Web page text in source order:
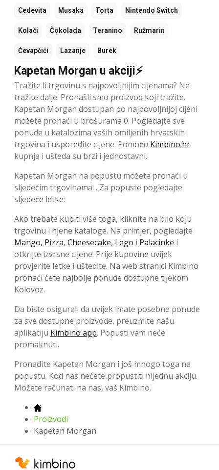
Cedevita Musaka Torta Nintendo Switch
Kolači Čokolada Teranino Ružmarin
Ćevapčići Lazanje Burek
Kapetan Morgan u akciji⚡
Tražite li trgovinu s najpovoljnijim cijenama? Ne
tražite dalje. Pronašli smo proizvod koji tražite.
Kapetan Morgan dostupan po najpovoljnijoj cijeni
možete pronaći u brošurama 0. Pogledajte sve
ponude u katalozima vaših omiljenih hrvatskih
trgovina i usporedite cijene. Pomoću Kimbino.hr
kupnja i ušteda su brzi i jednostavni.
Kapetan Morgan na popustu možete pronaći u
sljedećim trgovinama: . Za popuste pogledajte
sljedeće letke:
Ako trebate kupiti više toga, kliknite na bilo koju
trgovinu i njene kataloge. Na primjer, pogledajte
Mango, Pizza, Cheesecake, Lego i Palacinke i
otkrijte izvrsne cijene. Prije kupovine uvijek
provjerite letke i uštedite. Na web stranici Kimbino
pronaći ćete najbolje ponude dostupne tijekom
Kolovoz.
Da biste osigurali da uvijek imate posebne ponude
za sve dostupne proizvode, preuzmite našu
aplikaciju Kimbino app. Popusti vam neće
promaknuti.
Pronađite Kapetan Morgan i još mnogo toga na
popustu. Kod nas nećete propustiti nijednu akciju.
Možete računati na nas, vaš Kimbino.
Proizvodi
Kapetan Morgan